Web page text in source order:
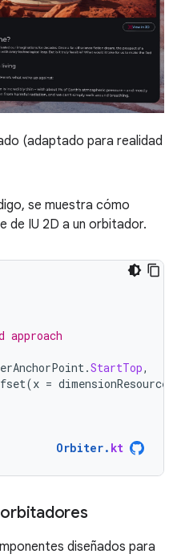
(adaptado para realidad
se muestra cómo
de IU 2D a un orbitador.
.StartTop,
(x = dimensionResource
Orbiter. kt
diseñados para